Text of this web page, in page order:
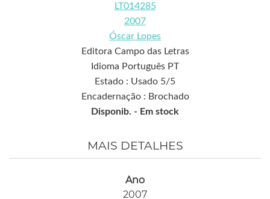
LT014285
2007
Óscar Lopes
Editora Campo das Letras
Idioma Português PT
Estado : Usado 5/5
Encadernação : Brochado
Disponib. - Em stock
MAIS DETALHES
Ano
2007